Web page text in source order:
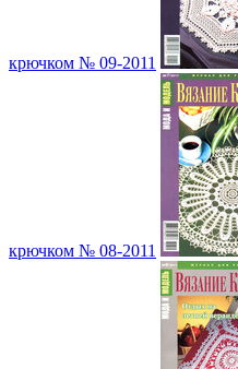
крючком № 09-2011
крючком № 08-2011